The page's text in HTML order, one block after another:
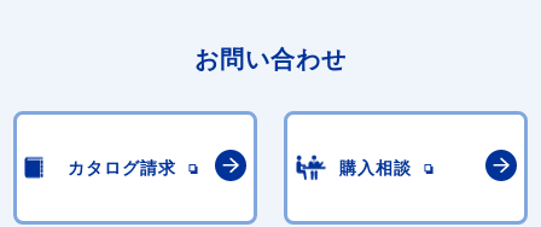
お問い合わせ
カタログ請求 購入相談